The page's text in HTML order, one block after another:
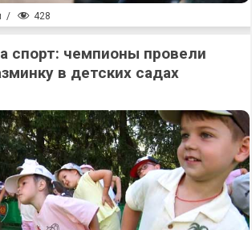
/ 428
спорт: чемпионы провели
в детских садах